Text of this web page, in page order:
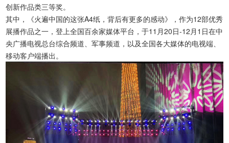
创新作品类三等奖。
其中，《火遍中国的这张A4纸，背后有更多的感动》，作为12部优秀
展播作品之一，登上全国百余家媒体平台，于11月20日-12月1日在中
央广播电视总台综合频道、军事频道，以及全国各大媒体的电视端、
移动客户端播出。